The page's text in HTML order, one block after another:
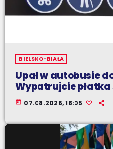
BIELSKO-BIAŁA
Upał w autobusie
Wypatrujcie płatka
today 07.08.2026, 18:05